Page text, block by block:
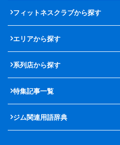
フィットネスクラブから探す
エリアから探す
系列店から探す
特集記事一覧
ジム関連用語辞典